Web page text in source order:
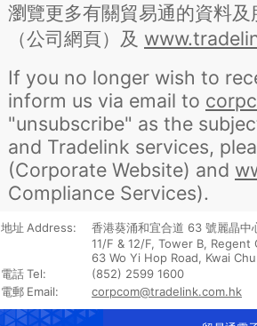
瀏覽更多有關貿易通的資料
（公司網頁）及
If you no longer wish to
inform us via email to
"unsubscribe" as the
and Tradelink services,
(Corporate Website) and
Compliance Services).
地址 Address: 香港葵涌和宜合道 63 號麗晶中
11/F & 12/F, Tower B, Regent
63 Wo Yi Hop Road, Kwai
電話Tel:
(852) 2599 1600
電郵 Email: corpcom@tradelink.com.hk